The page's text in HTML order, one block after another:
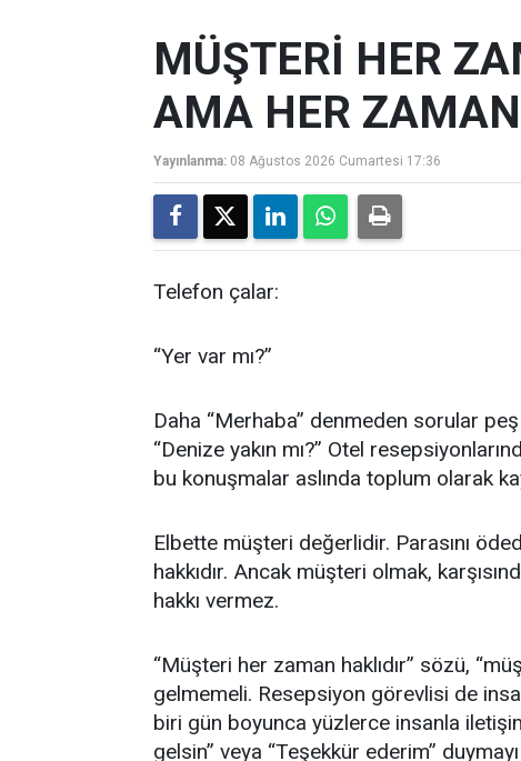
MÜŞTERİ HER
AMA HER
Yayınlanma: 08 Ağustos 2026 Cumartesi 17:36
Telefon çalar:
“Yer var mı?”
Daha “Merhaba” denmeden sorular
“Denize yakın mı?” Otel
bu konuşmalar aslında toplum olarak
Elbette müşteri değerlidir. Parasını
hakkıdır. Ancak müşteri olmak,
hakkı vermez.
“Müşteri her zaman haklıdır” sözü,
gelmemeli. Resepsiyon görevlisi de
biri gün boyunca yüzlerce insanla
gelsin” veya “Teşekkür ederim”